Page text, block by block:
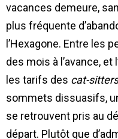
vacances demeure,
plus fréquente
l’Hexagone. Entre les
des mois à l’avance,
les tarifs des cat-sitters
sommets dissuasifs,
se retrouvent pris au
départ. Plutôt que